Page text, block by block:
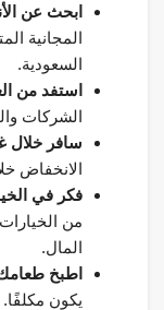
ابحث عن
المجانية
السعودية.
استفد من
الشركات
سافر خلال
الانخفاض
فكر في
من
المال.
اطبخ
يكون